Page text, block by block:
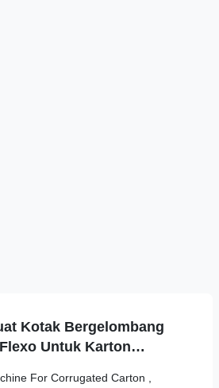
Kotak Bergelombang
Untuk Karton
For Corrugated Carton ,